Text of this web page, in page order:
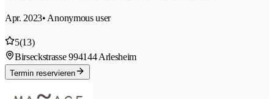
Apr. 2023• Anonymous user
5(13)
Birseckstrasse 994144 Arlesheim
Termin reservieren